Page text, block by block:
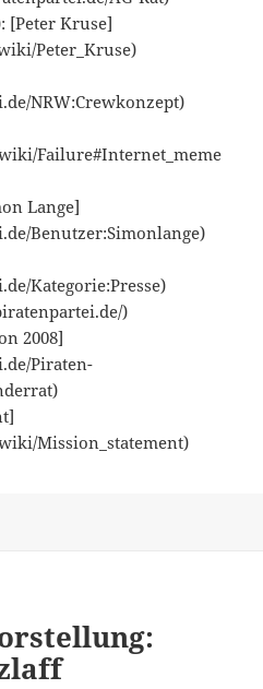
[Peter Kruse]
Peter_Kruse)
NRW:Crewkonzept)
Failure#Internet_meme
Lange]
Benutzer:Simonlange)
Kategorie:Presse)
)
2008]
Piraten-
Mission_statement)
Thorsten Wirth